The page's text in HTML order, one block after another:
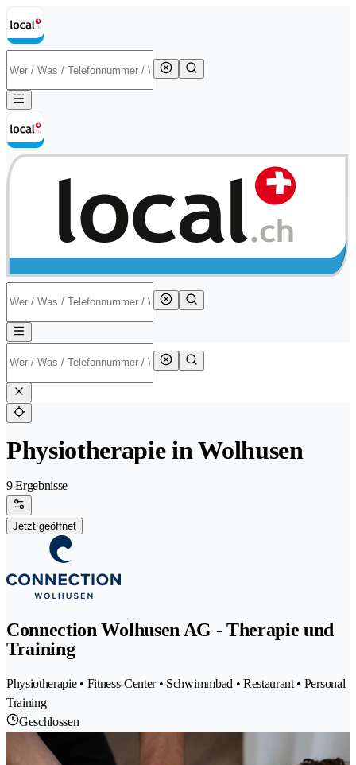
Physiotherapie in Wolhusen
9 Ergebnisse
Jetzt geöffnet
Connection Wolhusen AG - Therapie und
Training
Physiotherapie • Fitness-Center • Schwimmbad • Restaurant • Personal
Training
Geschlossen